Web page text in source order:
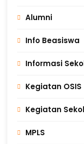
Alumni
Info Beasiswa
Informasi
Kegiatan OSIS
Kegiatan
MPLS